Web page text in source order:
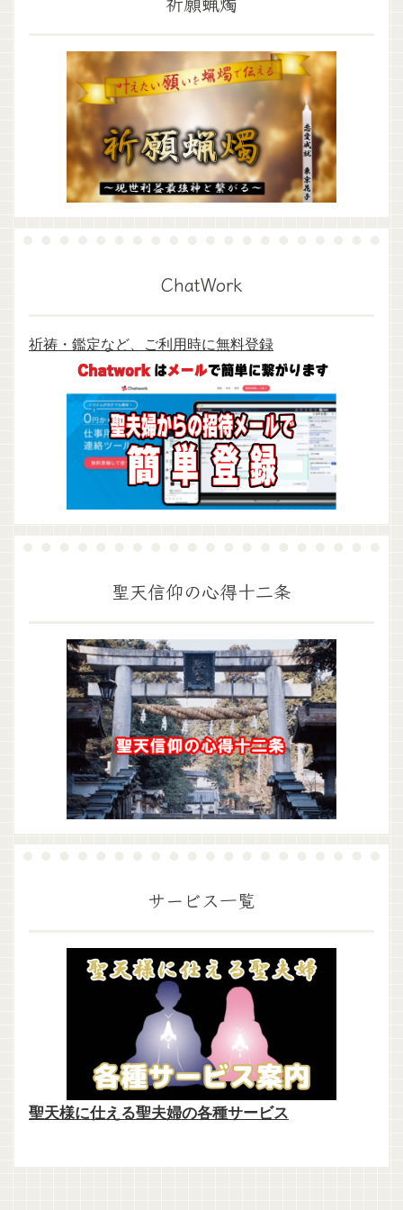
ChatWork
祈祷・鑑定など、ご利用時に無料登録
聖天信仰の心得十二条
サービス一覧
聖天様に仕える聖夫婦の各種サービス